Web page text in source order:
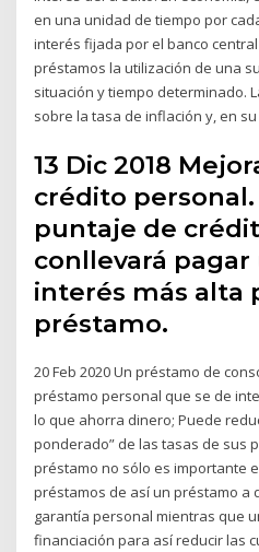
en una unidad de tiempo por
interés fijada por el banco
préstamos la utilización de una
situación y tiempo determinado.
sobre la tasa de inflación y, en
13 Dic 2018
crédito personal.
puntaje de
conllevará pagar
interés más alta
préstamo.
20 Feb 2020 Un préstamo de
préstamo personal que se de
lo que ahorra dinero; Puede
ponderado” de las tasas de sus
préstamo no sólo es importante
préstamos de así un préstamo a
garantía personal mientras que
financiación para así reducir las